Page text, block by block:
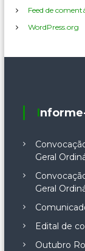
Feed de
WordPress.org
Geral
Geral
Edital de
Outubro